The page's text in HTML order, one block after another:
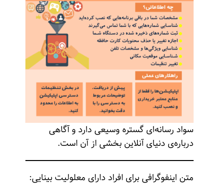
سواد رسانه‌ای گستره وسیعی دارد و آگاهی
درباره‌ی دنیای آنلاین بخشی از آن است.
متن اینفوگرافی برای افراد دارای معلولیت بینایی: